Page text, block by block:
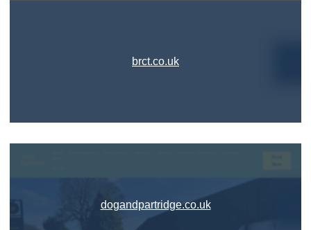
brct.co.uk
dogandpartridge.co.uk